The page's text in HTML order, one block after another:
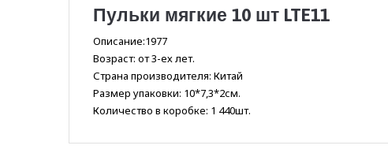
Пульки мягкие 10 шт LTE11
Описание:1977
Возраст: от 3-ех лет.
Страна производителя: Китай
Размер упаковки: 10*7,3*2см.
Количество в коробке: 1 440шт.